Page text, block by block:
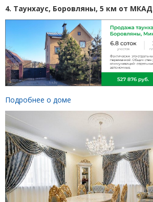
4. Таунхаус, Боровляны, 5 км от МКАД
Подробнее о доме